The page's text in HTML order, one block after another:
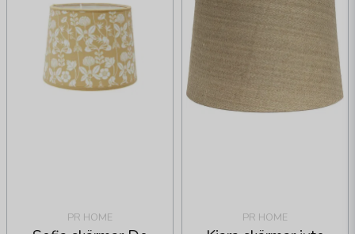
PR HOME PR HOME